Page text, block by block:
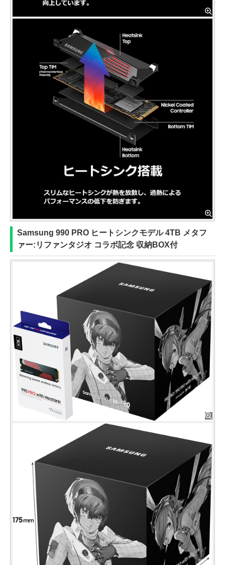
Samsung 990 PRO ヒートシンクモデル 4TB メタフ
ァー:リファンタジオ コラボ記念 収納BOX付